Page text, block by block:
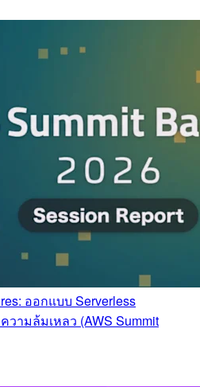
ออกแบบ Serverless
ามล้มเหลว (AWS Summit